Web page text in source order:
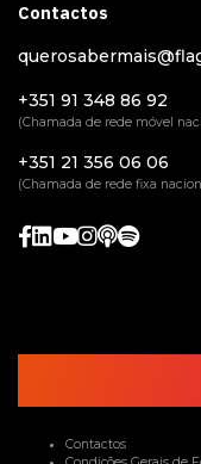
Contactos
+351 91 348 86 92
(Chamada de rede móvel
+351 21 356 06 06
(Chamada de rede fixa
Contactos